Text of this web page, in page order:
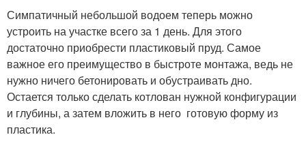
Симпатичный небольшой водоем теперь можно
устроить на участке всего за 1 день. Для этого
достаточно приобрести пластиковый пруд. Самое
важное его преимущество в быстроте монтажа, ведь не
нужно ничего бетонировать и обустраивать дно.
Остается только сделать котлован нужной конфигурации
и глубины, а затем вложить в него готовую форму из
пластика.